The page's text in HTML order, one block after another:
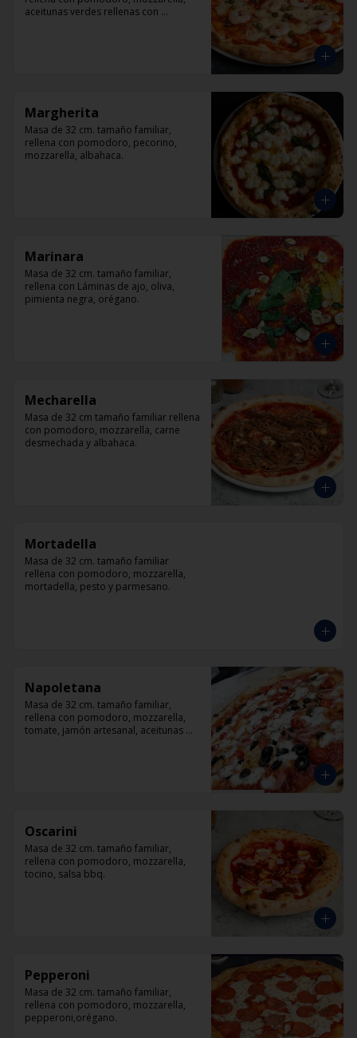
aceitunas verdes rellenas con
Margherita
Masa de 32 cm. tamaño familiar,
rellena con pomodoro, pecorino,
mozzarella, albahaca.
Marinara
Masa de 32 cm. tamaño familiar,
rellena con Láminas de ajo, oliva,
pimienta negra, orégano.
Mecharella
Masa de 32 cm tamaño familiar rellena
con pomodoro, mozzarella, carne
desmechada y albahaca.
Mortadella
Masa de 32 cm. tamaño familiar
rellena con pomodoro, mozzarella,
mortadella, pesto y parmesano.
Napoletana
Masa de 32 cm. tamaño familiar,
rellena con pomodoro, mozzarella,
tomate, jamón artesanal, aceitunas
Oscarini
Masa de 32 cm. tamaño familiar,
rellena con pomodoro, mozzarella,
tocino, salsa bbq.
Pepperoni
Masa de 32 cm. tamaño familiar,
rellena con pomodoro, mozzarella,
pepperoni,orégano.